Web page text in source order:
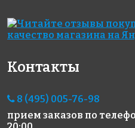
5700 руб./м²
409
Latern
White
Контакты
8 (495) 005-76-98
прием заказов по